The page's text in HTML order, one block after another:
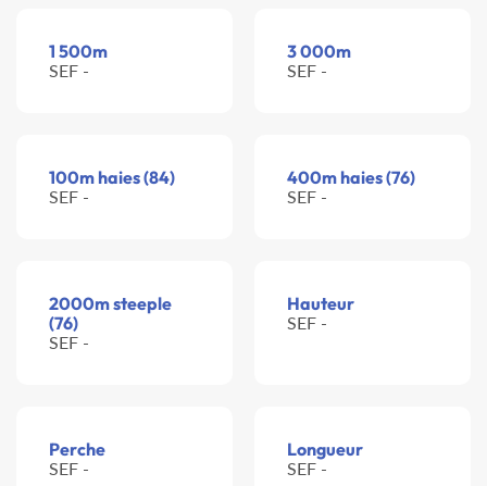
1 500m
SEF -
3 000m
SEF -
100m haies (84)
SEF -
400m haies (76)
SEF -
2000m steeple
(76)
SEF -
Hauteur
SEF -
Perche
SEF -
Longueur
SEF -